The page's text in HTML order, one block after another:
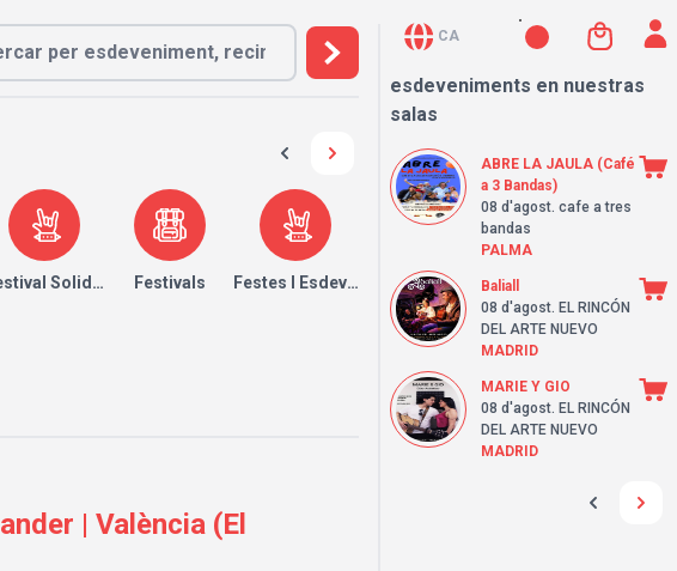
Solidari Festivals Festes I Esdeveniments
| València (El
CA
esdeveniments en nuestras
salas
ABRE LA JAULA (Café
a 3 Bandas)
08 d'agost. cafe a tres
bandas
PALMA
Baliall
08 d'agost. EL RINCÓN
DEL ARTE NUEVO
MADRID
MARIE Y GIO
08 d'agost. EL RINCÓN
DEL ARTE NUEVO
MADRID